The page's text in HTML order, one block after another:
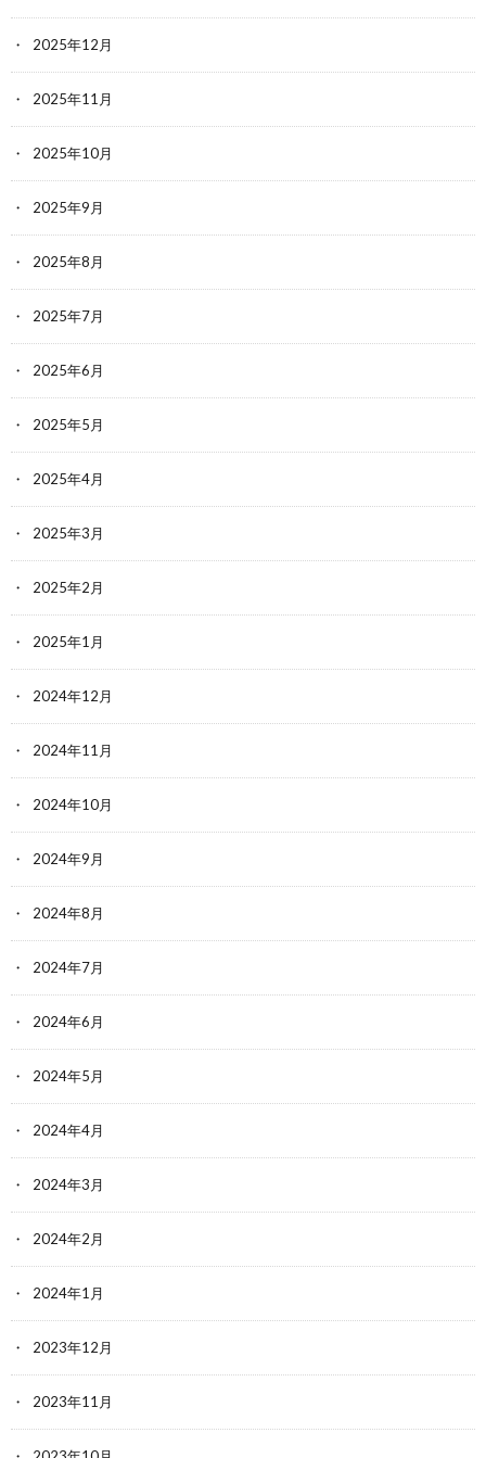
2025年12月
2025年11月
2025年10月
2025年9月
2025年8月
2025年7月
2025年6月
2025年5月
2025年4月
2025年3月
2025年2月
2025年1月
2024年12月
2024年11月
2024年10月
2024年9月
2024年8月
2024年7月
2024年6月
2024年5月
2024年4月
2024年3月
2024年2月
2024年1月
2023年12月
2023年11月